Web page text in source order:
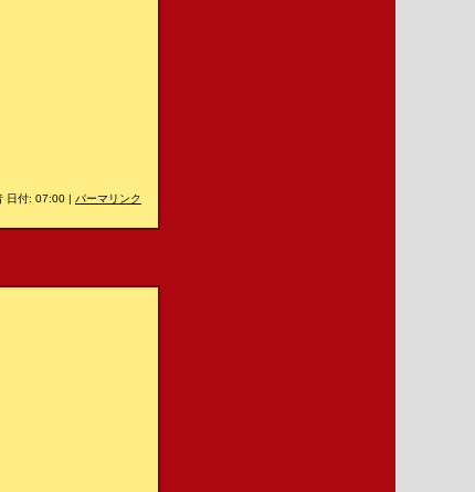
日付: 07:00 | パーマリンク